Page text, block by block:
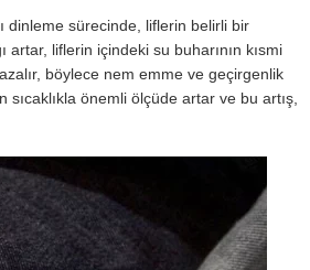
dinleme sürecinde, liflerin belirli bir
artar, liflerin içindeki su buharının kısmi
böylece nem emme ve geçirgenlik
sıcaklıkla önemli ölçüde artar ve bu artış,